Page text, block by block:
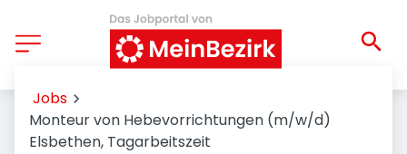
Jobs
Monteur von Hebevorrichtungen (m/w/d)
Elsbethen, Tagarbeitszeit